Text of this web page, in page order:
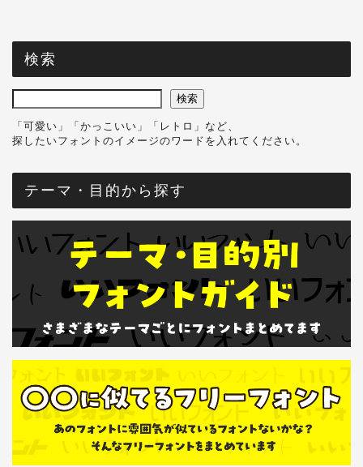
検索
検索
「可愛い」「かっこいい」「レトロ」など、
探したいフォントのイメージのワードを入れてください。
テーマ・目的から探す